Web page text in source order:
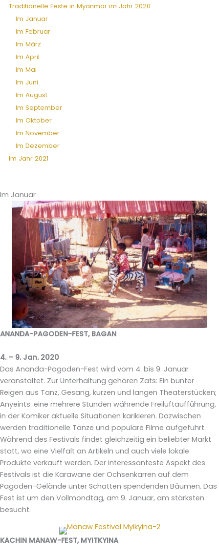
Traditionelle Feste in Myanmar im Jahr 2020
Im Januar
Im Februar
Im März
Im April
Im Mai
Im Juni
Im August
Im September
Im Oktober
Im November
Im Dezember
Im Jahr 2021
Im Januar
ANANDA-PAGODEN-FEST, BAGAN
4. – 9. Jan. 2020
Das Ananda-Pagoden-Fest wird vom 4. bis 9. Januar
veranstaltet. Zur Unterhaltung gehören Zats: Ein bunter
Reigen aus Tanz, Gesang, kurzen und langen Theaterstücken;
Anyeints: eine mehrere Stunden währende Freiluftaufführung,
in der Komiker aktuelle Situationen karikieren. Dazwischen
werden traditionelle Tänze und populäre Filme aufgeführt.
Während des Festivals findet gleichzeitig ein beliebter Markt
statt, wo eine Vielfalt an Artikeln und auch viele lokale
Produkte verkauft werden. Der interessanteste Aspekt des
Festivals ist die Karawane der Ochsenkarren auf dem
Pagoden-Gelände unter Schatten spendenden Bäumen. Das
Fest ist um den Vollmondtag, am 9. Januar, am stärksten
besucht.
KACHIN MANAW-FEST, MYITKYINA